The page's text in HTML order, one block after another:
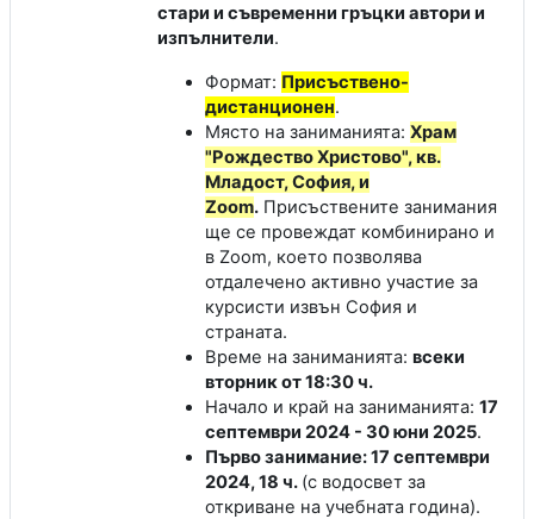
стари и съвременни гръцки автори и
изпълнители.
Формат: Присъствено-
дистанционен.
Място на заниманията: Храм
"Рождество Христово", кв.
Младост, София, и
Zoom. Присъствените занимания
ще се провеждат комбинирано и
в Zoom, което позволява
отдалечено активно участие за
курсисти извън София и
страната.
Време на заниманията: всеки
вторник от 18:30 ч.
Начало и край на заниманията: 17
септември 2024 - 30 юни 2025.
Първо занимание: 17 септември
2024, 18 ч. (с водосвет за
откриване на учебната година).